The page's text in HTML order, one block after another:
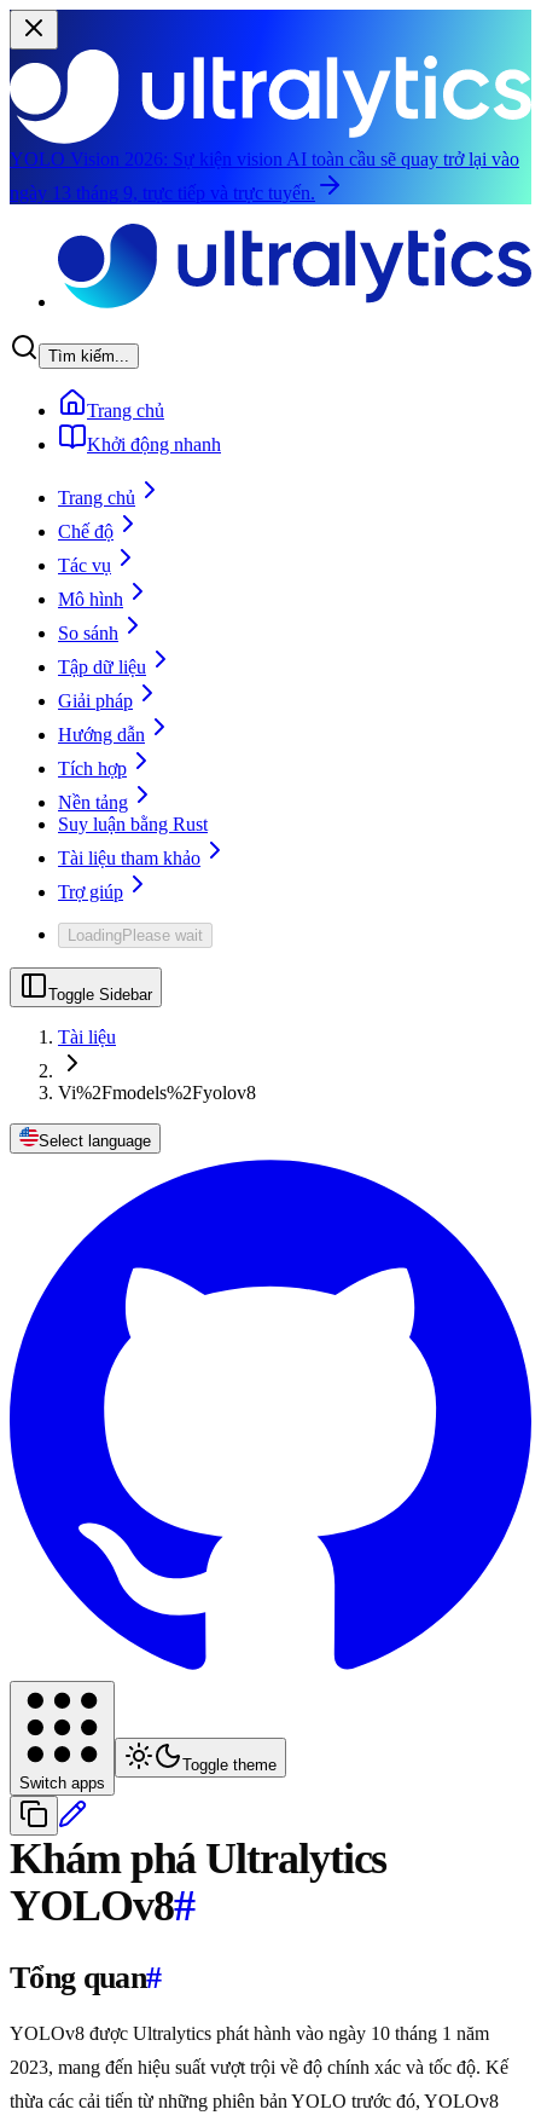
YOLO Vision 2026: Sự kiện vision AI toàn cầu sẽ quay trở lại vào
ngày 13 tháng 9, trực tiếp và trực tuyến.
Tìm kiếm...
Trang chủ
Khởi động nhanh
Trang chủ
Chế độ
Tác vụ
Mô hình
So sánh
Tập dữ liệu
Giải pháp
Hướng dẫn
Tích hợp
Nền tảng
Suy luận bằng Rust
Tài liệu tham khảo
Trợ giúp
LoadingPlease wait
Toggle Sidebar
Tài liệu
Vi%2Fmodels%2Fyolov8
Select language
Switch apps
Toggle theme
Khám phá Ultralytics
YOLOv8#
Tổng quan#
YOLOv8 được Ultralytics phát hành vào ngày 10 tháng 1 năm
2023, mang đến hiệu suất vượt trội về độ chính xác và tốc độ. Kế
thừa các cải tiến từ những phiên bản YOLO trước đó, YOLOv8